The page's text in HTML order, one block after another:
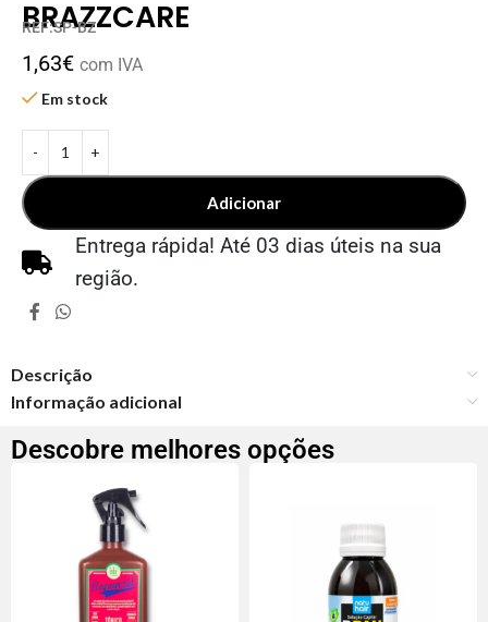
BRAZZCARE
REF:SP-BZ
1,63€ com IVA
Em stock
Adicionar
Entrega rápida! Até 03 dias úteis na sua
região.
Descrição
Informação adicional
Descobre melhores opções